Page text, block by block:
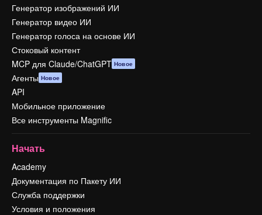
Генератор изображений ИИ
Генератор видео ИИ
Генератор голоса на основе ИИ
Стоковый контент
MCP для Claude/ChatGPT Новое
Агенты Новое
API
Мобильное приложение
Все инструменты Magnific
Начать
Academy
Документация по Пакету ИИ
Служба поддержки
Условия и положения